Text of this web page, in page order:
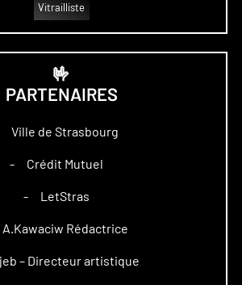
Vitrailliste
🤟
PARTENAIRES
Ville de Strasbourg
– Crédit Mutuel
– LetStras
A.Kawaciw Rédactrice
– Directeur artistique